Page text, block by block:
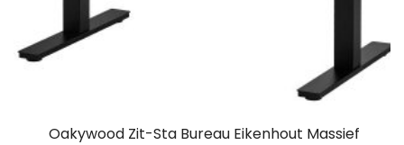
Oakywood Zit-Sta Bureau Eikenhout Massief